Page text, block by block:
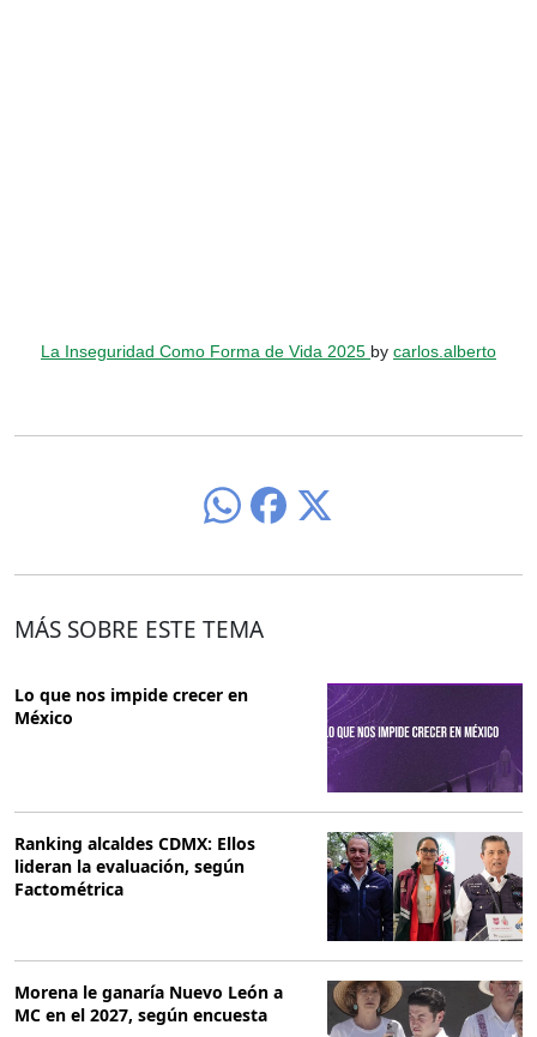
La Inseguridad Como Forma de Vida 2025 by carlos.alberto
MÁS SOBRE ESTE TEMA
Lo que nos impide crecer en
México
Ranking alcaldes CDMX: Ellos
lideran la evaluación, según
Factométrica
Morena le ganaría Nuevo León a
MC en el 2027, según encuesta